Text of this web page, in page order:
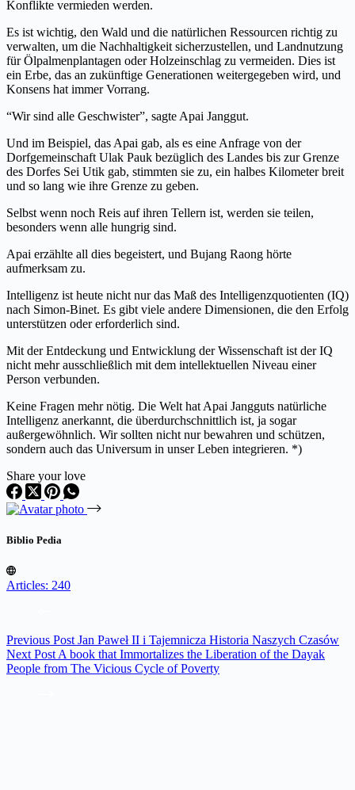
Konflikte vermieden werden.
Es ist wichtig, den Wald und die natürlichen Ressourcen richtig zu
verwalten, um die Nachhaltigkeit sicherzustellen, und Landnutzung
für Ölpalmenplantagen oder Holzeinschlag zu vermeiden. Dies ist
ein Erbe, das an zukünftige Generationen weitergegeben wird, und
Konsens hat immer Vorrang.
“Wir sind alle Geschwister”, sagte Apai Janggut.
Und im Beispiel, das Apai gab, als es eine Anfrage von der
Dorfgemeinschaft Ulak Pauk bezüglich des Landes bis zur Grenze
des Dorfes Sei Utik gab, stimmten sie zu, ein halbes Kilometer breit
und so lang wie ihre Grenze zu geben.
Selbst wenn noch Reis auf ihren Tellern ist, werden sie teilen,
besonders wenn alle hungrig sind.
Apai erzählte all dies begeistert, und Bujang Raong hörte
aufmerksam zu.
Intelligenz ist heute nicht nur das Maß des Intelligenzquotienten (IQ)
nach Simon-Binet. Es gibt viele andere Dimensionen, die den Erfolg
unterstützen oder erforderlich sind.
Mit der Entdeckung und Entwicklung der Wissenschaft ist der IQ
nicht mehr ausschließlich mit dem intellektuellen Niveau einer
Person verbunden.
Keine Fragen mehr nötig. Die Welt hat Apai Jangguts natürliche
Intelligenz anerkannt, die überdurchschnittlich ist, ja sogar
außergewöhnlich. Wir sollten nicht nur bewahren und schützen,
sondern auch das Universum in unser Leben integrieren. *)
Share your love
Biblio Pedia
Articles: 240
Previous Post Jan Paweł II i Tajemnicza Historia Naszych Czasów
Next Post A book that Immortalizes the Liberation of the Dayak
People from The Vicious Cycle of Poverty